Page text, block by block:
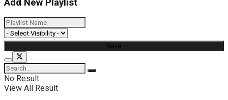
Add New Playlist
No Result
View All Result